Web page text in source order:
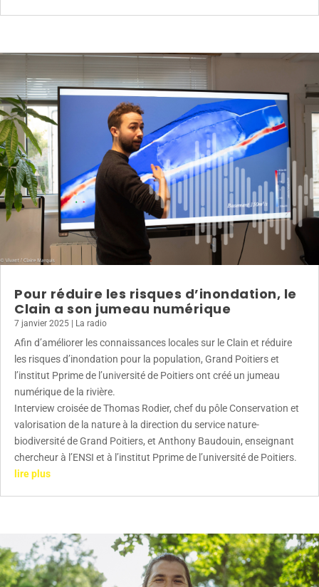
Pour réduire les risques d’inondation, le
Clain a son jumeau numérique
7 janvier 2025 La radio
Afin d’améliorer les connaissances locales sur le Clain et réduire
les risques d’inondation pour la population, Grand Poitiers et
l’institut Pprime de l’université de Poitiers ont créé un jumeau
numérique de la rivière.
Interview croisée de Thomas Rodier, chef du pôle Conservation et
valorisation de la nature à la direction du service nature-
biodiversité de Grand Poitiers, et Anthony Baudouin, enseignant
chercheur à l’ENSI et à l’institut Pprime de l’université de Poitiers.
lire plus